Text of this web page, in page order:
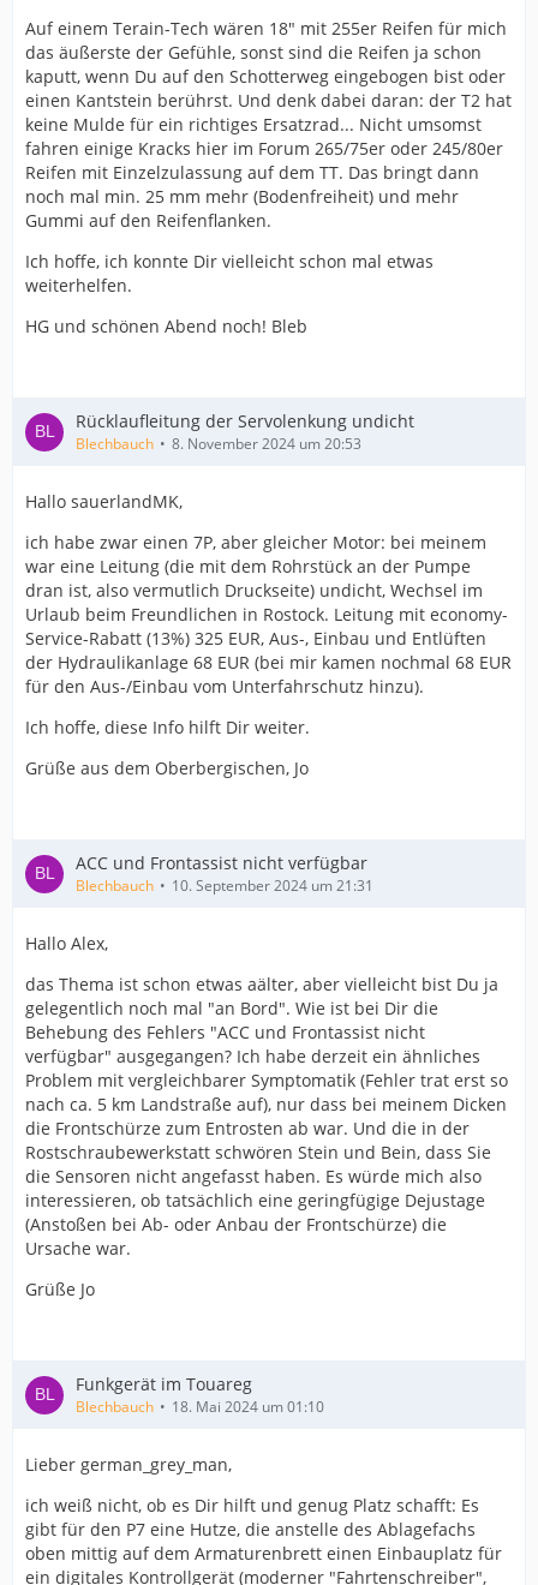
Auf einem Terain-Tech wären 18" mit 255er Reifen für mich
das äußerste der Gefühle, sonst sind die Reifen ja schon
kaputt, wenn Du auf den Schotterweg eingebogen bist oder
einen Kantstein berührst. Und denk dabei daran: der T2 hat
keine Mulde für ein richtiges Ersatzrad... Nicht umsomst
fahren einige Kracks hier im Forum 265/75er oder 245/80er
Reifen mit Einzelzulassung auf dem TT. Das bringt dann
noch mal min. 25 mm mehr (Bodenfreiheit) und mehr
Gummi auf den Reifenflanken.
Ich hoffe, ich konnte Dir vielleicht schon mal etwas
weiterhelfen.
HG und schönen Abend noch! Bleb
Rücklaufleitung der Servolenkung undicht
Blechbauch 8. November 2024 um 20:53
Hallo sauerlandMK,
ich habe zwar einen 7P, aber gleicher Motor: bei meinem
war eine Leitung (die mit dem Rohrstück an der Pumpe
dran ist, also vermutlich Druckseite) undicht, Wechsel im
Urlaub beim Freundlichen in Rostock. Leitung mit economy-
Service-Rabatt (13%) 325 EUR, Aus-, Einbau und Entlüften
der Hydraulikanlage 68 EUR (bei mir kamen nochmal 68 EUR
für den Aus-/Einbau vom Unterfahrschutz hinzu).
Ich hoffe, diese Info hilft Dir weiter.
Grüße aus dem Oberbergischen, Jo
ACC und Frontassist nicht verfügbar
Blechbauch 10. September 2024 um 21:31
Hallo Alex,
das Thema ist schon etwas aälter, aber vielleicht bist Du ja
gelegentlich noch mal "an Bord". Wie ist bei Dir die
Behebung des Fehlers "ACC und Frontassist nicht
verfügbar" ausgegangen? Ich habe derzeit ein ähnliches
Problem mit vergleichbarer Symptomatik (Fehler trat erst so
nach ca. 5 km Landstraße auf), nur dass bei meinem Dicken
die Frontschürze zum Entrosten ab war. Und die in der
Rostschraubewerkstatt schwören Stein und Bein, dass Sie
die Sensoren nicht angefasst haben. Es würde mich also
interessieren, ob tatsächlich eine geringfügige Dejustage
(Anstoßen bei Ab- oder Anbau der Frontschürze) die
Ursache war.
Grüße Jo
Funkgerät im Touareg
Blechbauch 18. Mai 2024 um 01:10
Lieber german_grey_man,
ich weiß nicht, ob es Dir hilft und genug Platz schafft: Es
gibt für den P7 eine Hutze, die anstelle des Ablagefachs
oben mittig auf dem Armaturenbrett einen Einbauplatz für
ein digitales Kontrollgerät (moderner "Fahrtenschreiber",